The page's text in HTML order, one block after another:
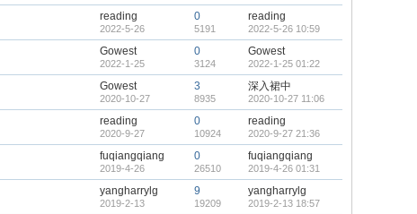
reading
2022-5-26
0
5191
reading
2022-5-26 10:59
Gowest
2022-1-25
0
3124
Gowest
2022-1-25 01:22
Gowest
2020-10-27
3
8935
深入裙中
2020-10-27 11:06
reading
2020-9-27
0
10924
reading
2020-9-27 21:36
fuqiangqiang
2019-4-26
0
26510
fuqiangqiang
2019-4-26 01:31
yangharrylg
2019-2-13
9
19209
yangharrylg
2019-2-13 18:57